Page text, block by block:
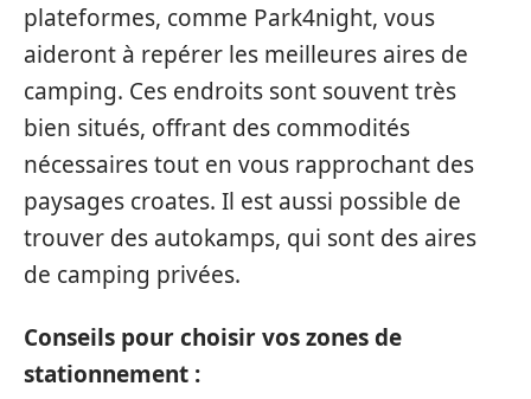
plateformes, comme Park4night, vous
aideront à repérer les meilleures aires de
camping. Ces endroits sont souvent très
bien situés, offrant des commodités
nécessaires tout en vous rapprochant des
paysages croates. Il est aussi possible de
trouver des autokamps, qui sont des aires
de camping privées.
Conseils pour choisir vos zones de
stationnement :